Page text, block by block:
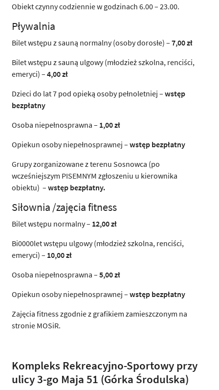
Obiekt czynny codziennie w godzinach 6.00 – 23.00.
Pływalnia
Bilet wstępu z sauną normalny (osoby dorosłe) – 7,00 zł
Bilet wstępu z sauną ulgowy (młodzież szkolna, renciści,
emeryci) – 4,00 zł
Dzieci do lat 7 pod opieką osoby pełnoletniej – wstęp
bezpłatny
Osoba niepełnosprawna – 1,00 zł
Opiekun osoby niepełnosprawnej – wstęp bezpłatny
Grupy zorganizowane z terenu Sosnowca (po
wcześniejszym PISEMNYM zgłoszeniu u kierownika
obiektu) – wstęp bezpłatny.
Siłownia /zajęcia fitness
Bilet wstępu normalny – 12,00 zł
Bi0000let wstępu ulgowy (młodzież szkolna, renciści,
emeryci) – 10,00 zł
Osoba niepełnosprawna – 5,00 zł
Opiekun osoby niepełnosprawnej – wstęp bezpłatny
Zajęcia fitness zgodnie z grafikiem zamieszczonym na
stronie MOSiR.
Kompleks Rekreacyjno-Sportowy przy
ulicy 3-go Maja 51 (Górka Środulska)